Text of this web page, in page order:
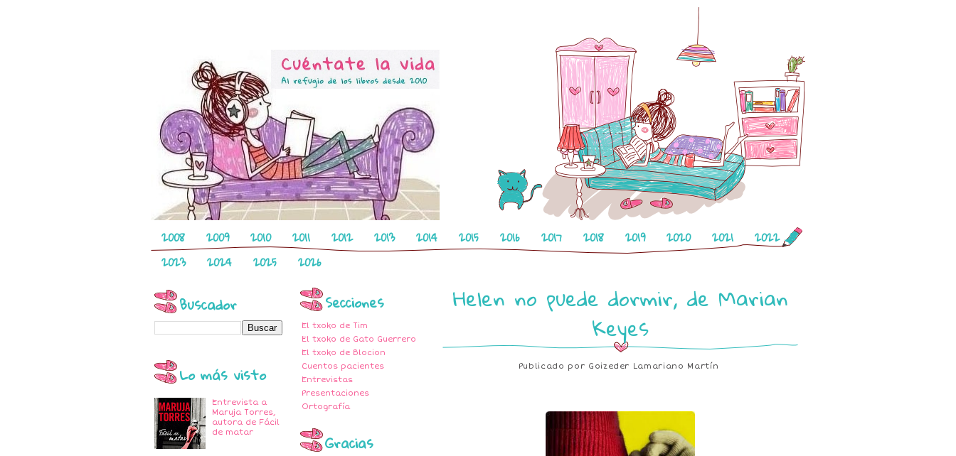
2008 2009 2010 2011 2012 2013 2014 2015 2016 2017 2018 2019 2020 2021
2022
2023
2024 2025 2026
Buscador
Lo más visto
Entrevista a
Maruja Torres,
autora de Fácil
de matar
Secciones
El txoko de Tim
El txoko de Gato Guerrero
El txoko de Blocion
Cuentos pacientes
Entrevistas
Presentaciones
Ortografía
Gracias
Helen no puede dormir, de Marian
Keyes
Publicado por Goizeder Lamariano Martín